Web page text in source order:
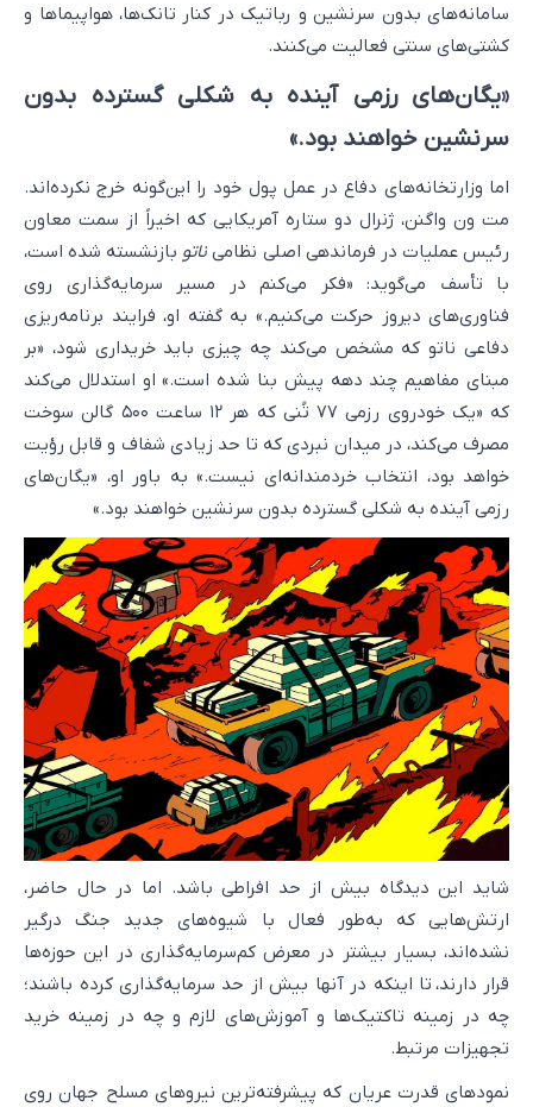
سامانه‌های بدون سرنشین و رباتیک در کنار تانک‌ها، هواپیماها و
کشتی‌های سنتی فعالیت می‌کنند.
«یگان‌های رزمی آینده به شکلی گسترده بدون
سرنشین خواهند بود.»
اما وزارتخانه‌های دفاع در عمل پول خود را این‌گونه خرج نکرده‌اند.
مت ون واگنن، ژنرال دو ستاره آمریکایی که اخیراً از سمت معاون
رئیس عملیات در فرماندهی اصلی نظامی ناتو بازنشسته شده است،
با تأسف می‌گوید: «فکر می‌کنم در مسیر سرمایه‌گذاری روی
فناوری‌های دیروز حرکت می‌کنیم.» به گفته او، فرایند برنامه‌ریزی
دفاعی ناتو که مشخص می‌کند چه چیزی باید خریداری شود، «بر
مبنای مفاهیم چند دهه پیش بنا شده است.» او استدلال می‌کند
که «یک خودروی رزمی ۷۷ تُنی که هر ۱۲ ساعت ۵۰۰ گالن سوخت
مصرف می‌کند، در میدان نبردی که تا حد زیادی شفاف و قابل رؤیت
خواهد بود، انتخاب خردمندانه‌ای نیست.» به باور او، «یگان‌های
رزمی آینده به شکلی گسترده بدون سرنشین خواهند بود.»
شاید این دیدگاه بیش از حد افراطی باشد. اما در حال حاضر،
ارتش‌هایی که به‌طور فعال با شیوه‌های جدید جنگ درگیر
نشده‌اند، بسیار بیشتر در معرض کم‌سرمایه‌گذاری در این حوزه‌ها
قرار دارند، تا اینکه در آنها بیش از حد سرمایه‌گذاری کرده باشند؛
چه در زمینه تاکتیک‌ها و آموزش‌های لازم و چه در زمینه خرید
تجهیزات مرتبط.
نمودهای قدرت عریان که پیشرفته‌ترین نیروهای مسلح جهان روی